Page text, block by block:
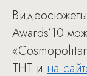
Awards’10
ТНТ и на